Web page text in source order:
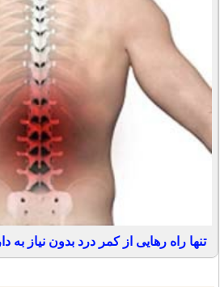
تنها راه رهایی از کمر درد بدون نیاز